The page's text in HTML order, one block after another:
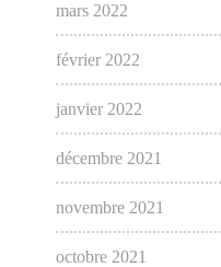
mars 2022
février 2022
janvier 2022
décembre 2021
novembre 2021
octobre 2021